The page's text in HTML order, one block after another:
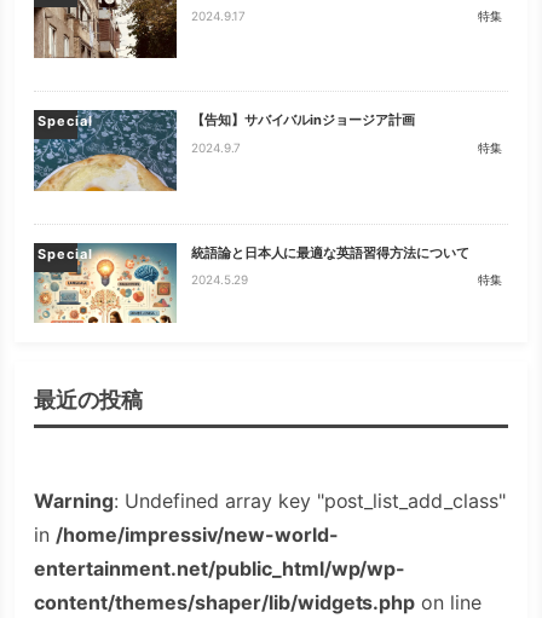
2024.9.17 特集
Special 【告知】サバイバルinジョージア計画
2024.9.7 特集
Special 統語論と日本人に最適な英語習得方法について
2024.5.29 特集
最近の投稿
Warning: Undefined array key "post_list_add_class"
in /home/impressiv/new-world-
entertainment.net/public_html/wp/wp-
content/themes/shaper/lib/widgets.php on line